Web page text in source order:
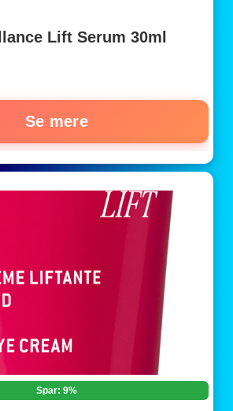
Lift Serum 30ml
Se mere
Spar: 9%